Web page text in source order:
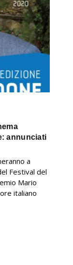
annunciati
a
Festival del
Mario
italiano